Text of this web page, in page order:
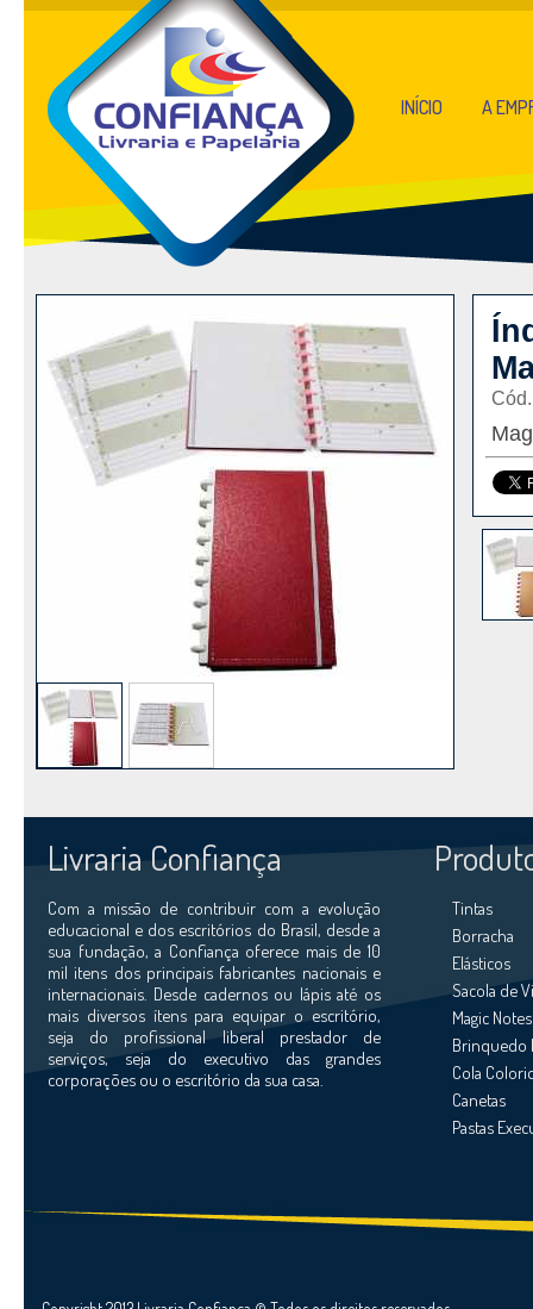
INÍCIO A
Livraria Confiança
Com a missão de contribuir com a evolução
educacional e dos escritórios do Brasil, desde a
sua fundação, a Confiança oferece mais de 10
mil itens dos principais fabricantes nacionais e
internacionais. Desde cadernos ou lápis até os
mais diversos ítens para equipar o escritório,
seja do profissional liberal prestador de
serviços, seja do executivo das grandes
corporações ou o escritório da sua casa.
Tintas
Borracha
Elásticos
Sacola de
Magic
Brinquedo
Cola
Canetas
Pastas